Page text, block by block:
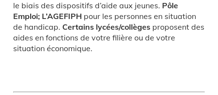
le biais des dispositifs d’aide aux jeunes. Pôle
Emploi; L’AGEFIPHpour les personnes en situation
de handicap. Certains lycées/collègesproposent des
aides en fonctions de votre filière ou de votre
situation économique.